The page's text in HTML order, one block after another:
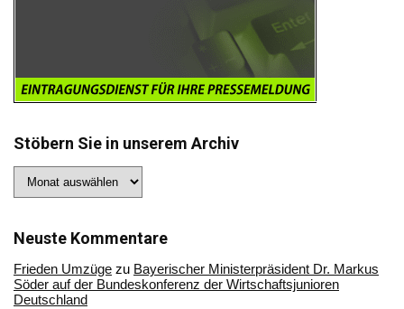
Stöbern Sie in unserem Archiv
Sie
Archiv
Neuste Kommentare
Frieden Umzüge zu Bayerischer Ministerpräsident Dr. Markus
Söder auf der Bundeskonferenz der Wirtschaftsjunioren
Deutschland